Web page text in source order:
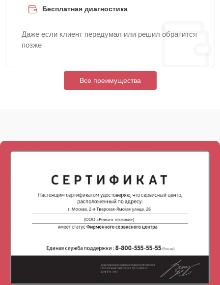
Бесплатная диагностика
Даже если клиент передумал или решил обратится
позже
Все преимущества